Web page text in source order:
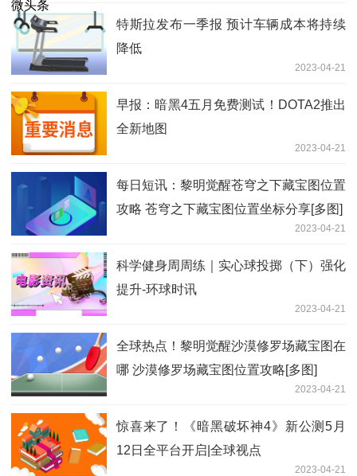
特斯拉发布一季报 预计车辆成本将持续
降低
2023-04-21
早报：暗黑4五月免费测试！DOTA2推出
全新地图
2023-04-21
每日短讯：黎明觉醒苍穹之下藏宝图位置
攻略 苍穹之下藏宝图位置坐标分享[多图]
2023-04-21
科学健身周周练｜实心球投掷（下）强化
提升-环球时讯
2023-04-21
全球热点！黎明觉醒沙漠修罗场藏宝图在
哪 沙漠修罗场藏宝图位置攻略[多图]
2023-04-21
惊喜来了！《暗黑破坏神4》新公测5月
12日全平台开启|全球视点
2023-04-21